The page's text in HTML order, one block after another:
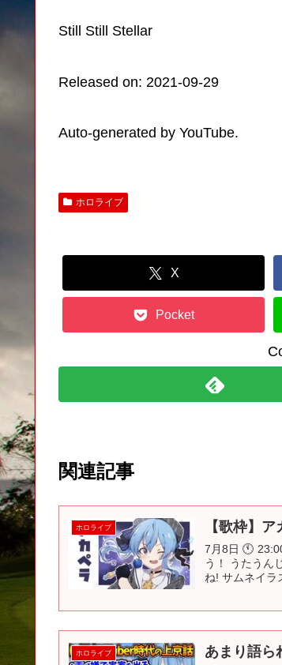
Still Still Stellar
Released on: 2021-09-29
Auto-generated by YouTube.
ホロライブ
X
Pocket
関連記事
ホロライブ 【歌枠】
7月8日 🕚
う！ うたうん
ね! サムネイ
ホロライブ
あまり語ら